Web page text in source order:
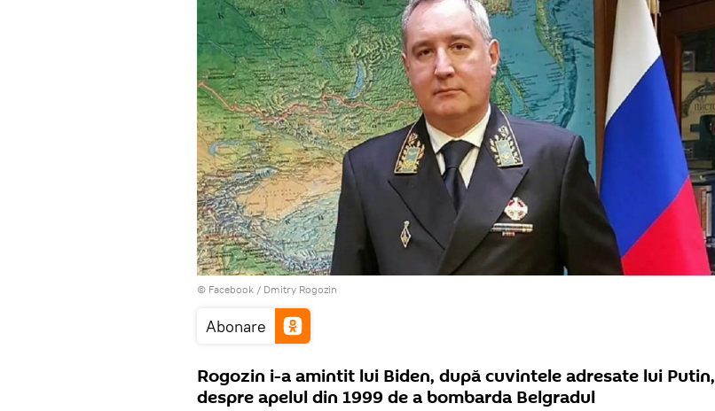
© Facebook / Dmitry Rogozin
Abonare
Rogozin i-a amintit lui Biden, după cuvintele adresate lui Putin,
despre apelul din 1999 de a bombarda Belgradul